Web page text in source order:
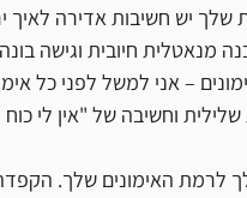
שלך יש חשיבות אדירה
חיובית וגישה בונה
– אני למשל לפני כל
וחשיבה של "אין לי
לרמת האימונים שלך.